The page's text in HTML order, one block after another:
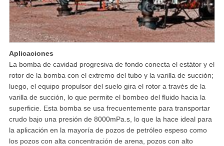
Aplicaciones
La bomba de cavidad progresiva de fondo conecta el estátor y el
rotor de la bomba con el extremo del tubo y la varilla de succión;
luego, el equipo propulsor del suelo gira el rotor a través de la
varilla de succión, lo que permite el bombeo del fluido hacia la
superficie. Esta bomba se usa frecuentemente para transportar
crudo bajo una presión de 8000mPa.s, lo que la hace ideal para
la aplicación en la mayoría de pozos de petróleo espeso como
los pozos con alta concentración de arena, pozos con alto